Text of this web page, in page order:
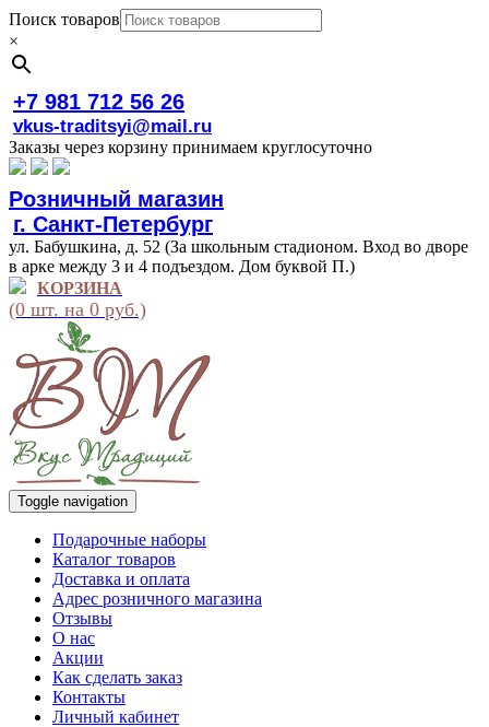
Поиск товаров
×
+7 981 712 56 26
vkus-traditsyi@mail.ru
Заказы через корзину принимаем круглосуточно
Розничный магазин
г. Санкт-Петербург
ул. Бабушкина, д. 52 (За школьным стадионом. Вход во дворе
в арке между 3 и 4 подъездом. Дом буквой П.)
КОРЗИНА
(0 шт. на 0 руб.)
Toggle navigation
Подарочные наборы
Каталог товаров
Доставка и оплата
Адрес розничного магазина
Отзывы
О нас
Акции
Как сделать заказ
Контакты
Личный кабинет